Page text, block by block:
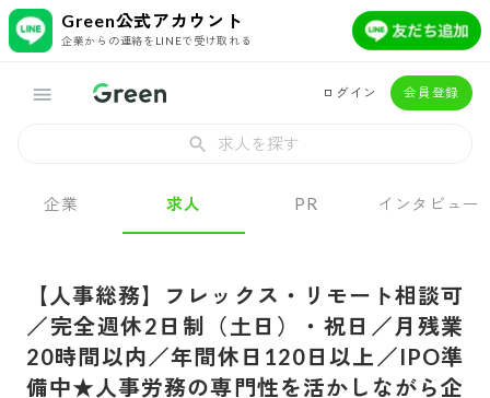
Green公式アカウント
企業からの連絡をLINEで受け取れる
ログイン 会員登録
求人を探す
企業 求人 PR インタビュー
【人事総務】フレックス・リモート相談可
／完全週休2日制（土日）・祝日／月残業
20時間以内／年間休日120日以上／IPO準
備中★人事労務の専門性を活かしながら企